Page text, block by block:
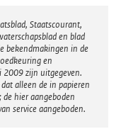
e
l
n
k
:
Staatscourant,
en blad
bekendmakingen in de
en
2009 zijn uitgegeven.
alleen de in papieren
hier aangeboden
service aangeboden.